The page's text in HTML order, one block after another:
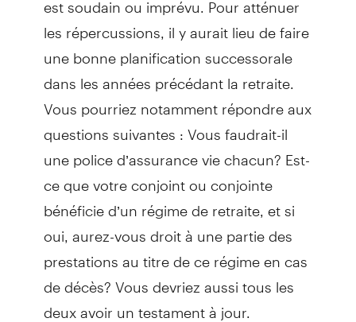
les répercussions, il y aurait lieu de faire
une bonne planification successorale
dans les années précédant la retraite.
Vous pourriez notamment répondre aux
questions suivantes : Vous faudrait-il
une police d’assurance vie chacun? Est-
ce que votre conjoint ou conjointe
bénéficie d’un régime de retraite, et si
oui, aurez-vous droit à une partie des
prestations au titre de ce régime en cas
de décès? Vous devriez aussi tous les
deux avoir un testament à jour.